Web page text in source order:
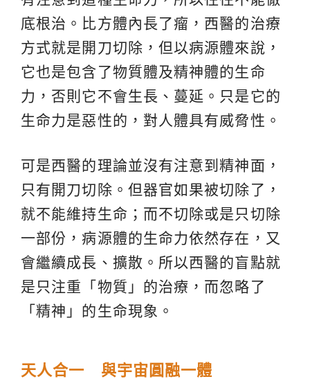
底根治。比方體內長了瘤，西醫的治療
方式就是開刀切除，但以病源體來說，
它也是包含了物質體及精神體的生命
力，否則它不會生長、蔓延。只是它的
生命力是惡性的，對人體具有威脅性。
可是西醫的理論並沒有注意到精神面，
只有開刀切除。但器官如果被切除了，
就不能維持生命；而不切除或是只切除
一部份，病源體的生命力依然存在，又
會繼續成長、擴散。所以西醫的盲點就
是只注重「物質」的治療，而忽略了
「精神」的生命現象。
天人合一 與宇宙圓融一體